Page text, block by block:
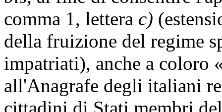
comma 1, lettera c)
della fruizione del regime
impatriati), anche a coloro
all'Anagrafe degli italiani